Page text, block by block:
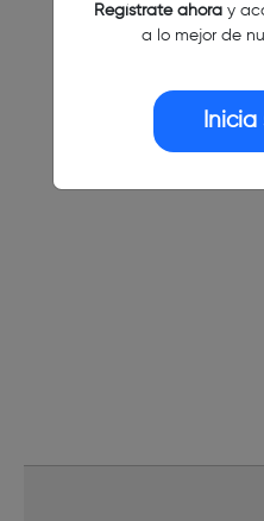
Regístrate ahoray
a lo mejor de